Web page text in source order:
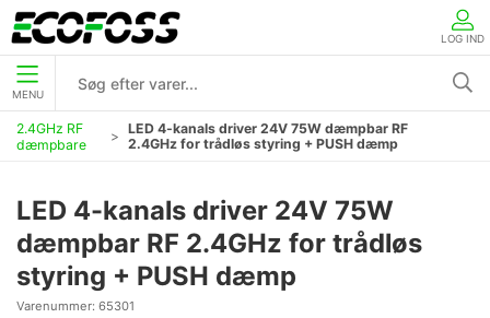
LOG IND
MENU
2.4GHz RF
dæmpbare
LED 4-kanals driver 24V 75W dæmpbar RF
2.4GHz for trådløs styring + PUSH dæmp
LED 4-kanals driver 24V 75W
dæmpbar RF 2.4GHz for trådløs
styring + PUSH dæmp
Varenummer: 65301